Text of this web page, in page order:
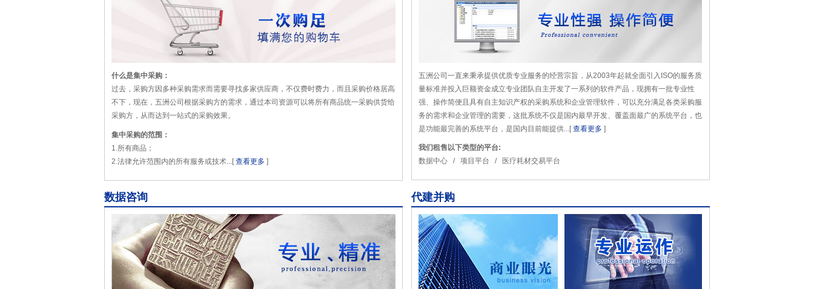
什么是集中采购：
过去，采购方因多种采购需求而需要寻找多家供应商，不仅费时费力，而且采购价格居高
不下，现在，五洲公司根据采购方的需求，通过本司资源可以将所有商品统一采购供货给
采购方，从而达到一站式的采购效果。
集中采购的范围：
1.所有商品；
2.法律允许范围内的所有服务或技术...[查看更多 ]
五洲公司一直来秉承提供优质专业服务的经营宗旨，从2003年起就全面引入ISO的服务质
量标准并投入巨额资金成立专业团队自主开发了一系列的软件产品，现拥有一批专业性
强、操作简便且具有自主知识产权的采购系统和企业管理软件，可以充分满足各类采购服
务的需求和企业管理的需要，这批系统不仅是国内最早开发、覆盖面最广的系统平台，也
是功能最完善的系统平台，是国内目前能提供...[查看更多 ]
我们租售以下类型的平台:
数据中心 / 项目平台 / 医疗耗材交易平台
数据咨询 代建并购